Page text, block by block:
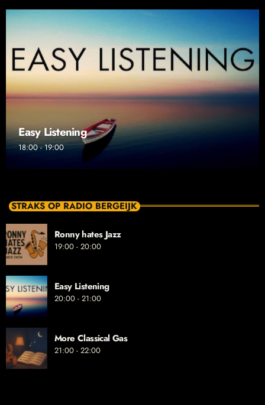
Easy Listening
18:00 - 19:00
STRAKS OP RADIO BERGEIJK
Ronny hates Jazz
19:00 - 20:00
Easy Listening
20:00 - 21:00
More Classical Gas
21:00 - 22:00